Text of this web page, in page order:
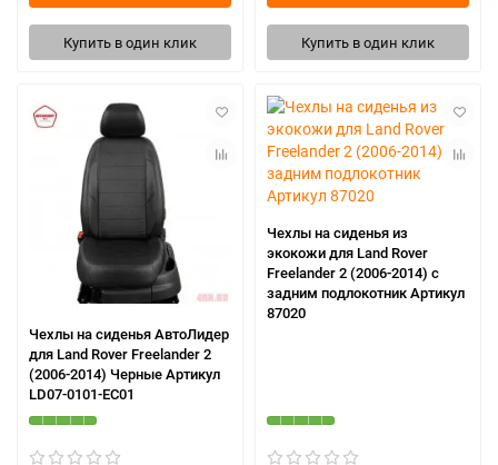
Купить в один клик Купить в один клик
Чехлы на сиденья АвтоЛидер
для Land Rover Freelander 2
(2006-2014) Черные Артикул
LD07-0101-EC01
Чехлы на сиденья из
экокожи для Land Rover
Freelander 2 (2006-2014) с
задним подлокотник Артикул
87020